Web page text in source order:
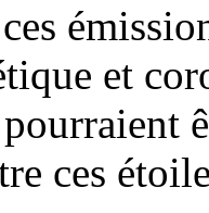
et
ces